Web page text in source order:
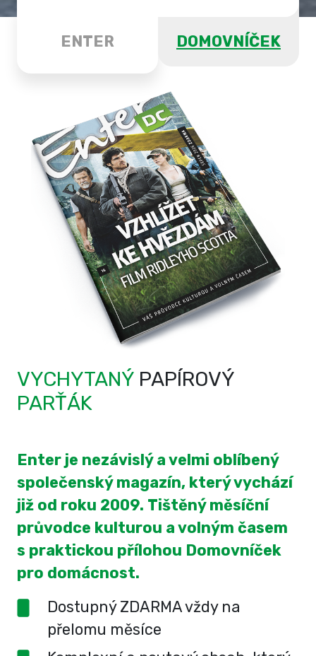
ENTER DOMOVNÍČEK
VYCHYTANÝ PAPÍROVÝ
PARŤÁK
Enter je nezávislý a velmi oblíbený
společenský magazín, který vychází
již od roku 2009. Tištěný měsíční
průvodce kulturou a volným časem
s praktickou přílohou Domovníček
pro domácnost.
Dostupný ZDARMA vždy na
přelomu měsíce